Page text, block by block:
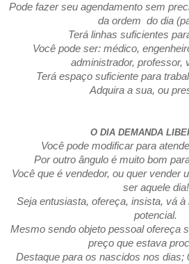
Pode fazer seu agendamento sem
da ordem do dia
Terá linhas suficientes
Você pode ser: médico,
administrador, professor,
Terá espaço suficiente para
Adquira a sua, ou
O DIA DEMANDA
Você pode modificar para
Por outro ângulo é muito bom
Você que é vendedor, ou quer vender
ser aquele dia!
Seja entusiasta, ofereça, insista, vá
potencial.
Mesmo sendo objeto pessoalofereça
preço que estava
Destaque para os nascidos nos dias;